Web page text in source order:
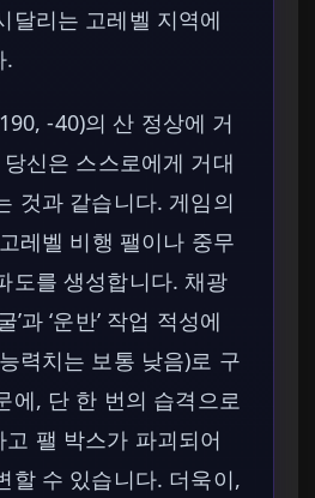
달리는 고레벨 지역에
.
-40)의 산 정상에 거
신은 스스로에게 거대
것과 같습니다. 게임의
레벨 비행 팰이나 중무
도를 생성합니다. 채광
’과 ‘운반’ 작업 적성에
력치는 보통 낮음)로 구
에, 단 한 번의 습격으로
팰 박스가 파괴되어
할 수 있습니다. 더욱이,